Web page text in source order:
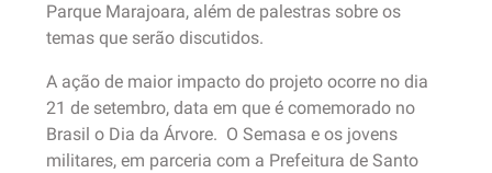
Parque Marajoara, além de palestras sobre os
temas que serão discutidos.
A ação de maior impacto do projeto ocorre no dia
21 de setembro, data em que é comemorado no
Brasil o Dia da Árvore. O Semasa e os jovens
militares, em parceria com a Prefeitura de Santo